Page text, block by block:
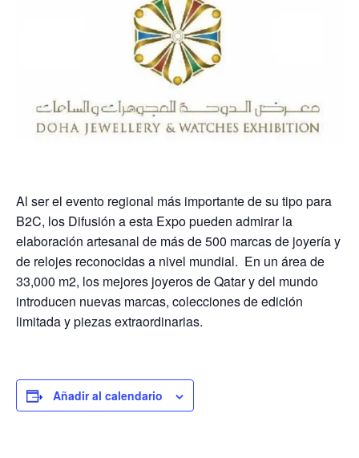
Al ser el evento regional más importante de su tipo para
B2C, los Difusión a esta Expo pueden admirar la
elaboración artesanal de más de 500 marcas de joyería y
de relojes reconocidas a nivel mundial. En un área de
33,000 m2, los mejores joyeros de Qatar y del mundo
introducen nuevas marcas, colecciones de edición
limitada y piezas extraordinarias.
Añadir al calendario